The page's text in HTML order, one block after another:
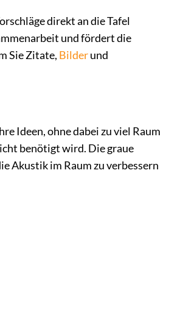
direkt an die Tafel
und fördert die
Sie Zitate, Bilderund
Ideen, ohne dabei zu viel Raum
benötigt wird. Die graue
Akustik im Raum zu verbessern